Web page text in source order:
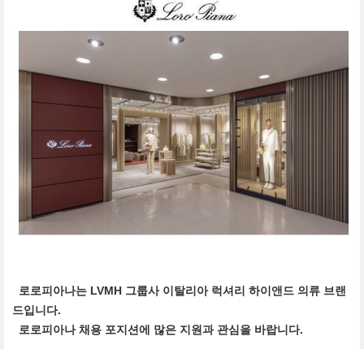
로로피아나는 LVMH 그룹사 이탈리아 럭셔리 하이앤드 의류 브랜
드입니다.
로로피아나 채용 포지션에 많은 지원과 관심을 바랍니다.